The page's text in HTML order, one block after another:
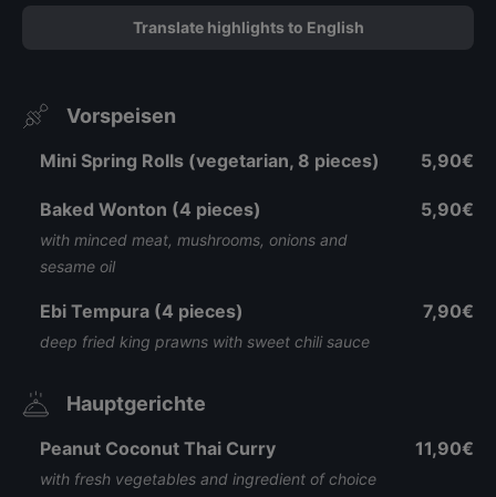
Translate highlights to English
Vorspeisen
Mini Spring Rolls (vegetarian, 8 pieces) 5,90€
Baked Wonton (4 pieces)
with minced meat, mushrooms, onions and
sesame oil
5,90€
Ebi Tempura (4 pieces)
deep fried king prawns with sweet chili sauce
7,90€
Hauptgerichte
Peanut Coconut Thai Curry
with fresh vegetables and ingredient of choice
11,90€